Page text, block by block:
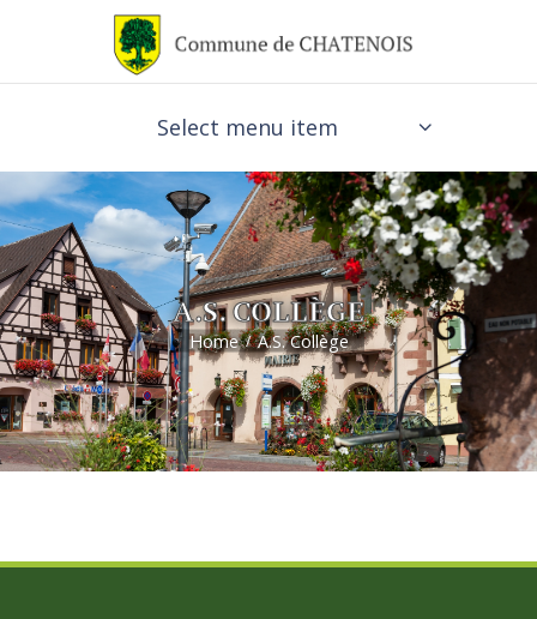
Select menu item
A.S. COLLÈGE
Home A.S. Collège